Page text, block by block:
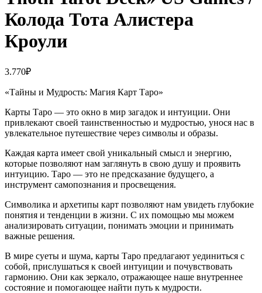
Колода Тота Алистера
Кроули
3.770₽
«Тайны и Мудрость: Магия Карт Таро»
Карты Таро — это окно в мир загадок и интуиции. Они
привлекают своей таинственностью и мудростью, унося нас в
увлекательное путешествие через символы и образы.
Каждая карта имеет свой уникальный смысл и энергию,
которые позволяют нам заглянуть в свою душу и проявить
интуицию. Таро — это не предсказание будущего, а
инструмент самопознания и просвещения.
Символика и архетипы карт позволяют нам увидеть глубокие
понятия и тенденции в жизни. С их помощью мы можем
анализировать ситуации, понимать эмоции и принимать
важные решения.
В мире суеты и шума, карты Таро предлагают уединиться с
собой, прислушаться к своей интуиции и почувствовать
гармонию. Они как зеркало, отражающее наше внутреннее
состояние и помогающее найти путь к мудрости.